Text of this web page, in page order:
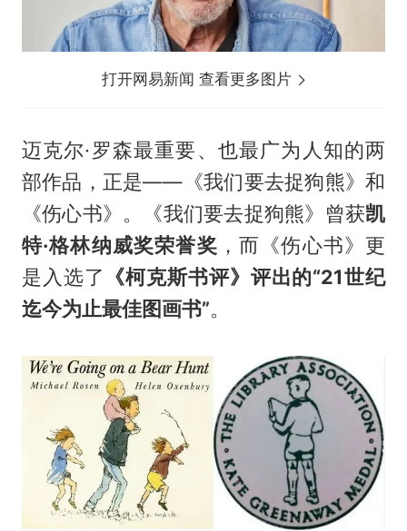
打开网易新闻 查看更多图片
迈克尔·罗森最重要、也最广为人知的两
部作品，正是——《我们要去捉狗熊》和
《伤心书》。《我们要去捉狗熊》曾获凯
特·格林纳威奖荣誉奖 ，而《伤心书》更
是入选了 《柯克斯书评》评出的“21世纪
迄今为止最佳图画书”。